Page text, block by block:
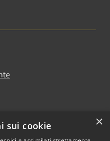
×
sui cookie